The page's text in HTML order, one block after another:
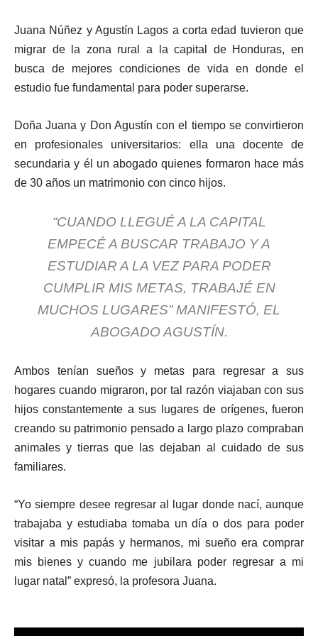
Juana Núñez y Agustín Lagos a corta edad tuvieron que
migrar de la zona rural a la capital de Honduras, en
busca de mejores condiciones de vida en donde el
estudio fue fundamental para poder superarse.
Doña Juana y Don Agustín con el tiempo se convirtieron
en profesionales universitarios: ella una docente de
secundaria y él un abogado quienes formaron hace más
de 30 años un matrimonio con cinco hijos.
“CUANDO LLEGUÉ A LA CAPITAL
EMPECÉ A BUSCAR TRABAJO Y A
ESTUDIAR A LA VEZ PARA PODER
CUMPLIR MIS METAS, TRABAJÉ EN
MUCHOS LUGARES” MANIFESTÓ, EL
ABOGADO AGUSTÍN.
Ambos tenían sueños y metas para regresar a sus
hogares cuando migraron, por tal razón viajaban con sus
hijos constantemente a sus lugares de orígenes, fueron
creando su patrimonio pensado a largo plazo compraban
animales y tierras que las dejaban al cuidado de sus
familiares.
“Yo siempre desee regresar al lugar donde nací, aunque
trabajaba y estudiaba tomaba un día o dos para poder
visitar a mis papás y hermanos, mi sueño era comprar
mis bienes y cuando me jubilara poder regresar a mi
lugar natal” expresó, la profesora Juana.